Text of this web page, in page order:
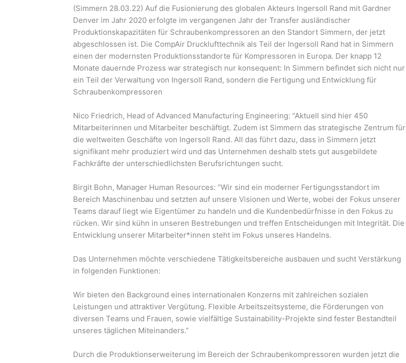
(Simmern 28.03.22) Auf die Fusionierung des globalen Akteurs Ingersoll Rand mit Gardner
Denver im Jahr 2020 erfolgte im vergangenen Jahr der Transfer ausländischer
Produktionskapazitäten für Schraubenkompressoren an den Standort Simmern, der jetzt
abgeschlossen ist. Die CompAir Drucklufttechnik als Teil der Ingersoll Rand hat in Simmern
einen der modernsten Produktionsstandorte für Kompressoren in Europa. Der knapp 12
Monate dauernde Prozess war strategisch nur konsequent: In Simmern befindet sich nicht nur
ein Teil der Verwaltung von Ingersoll Rand, sondern die Fertigung und Entwicklung für
Schraubenkompressoren
Nico Friedrich, Head of Advanced Manufacturing Engineering: “Aktuell sind hier 450
Mitarbeiterinnen und Mitarbeiter beschäftigt. Zudem ist Simmern das strategische Zentrum für
die weltweiten Geschäfte von Ingersoll Rand. All das führt dazu, dass in Simmern jetzt
signifikant mehr produziert wird und das Unternehmen deshalb stets gut ausgebildete
Fachkräfte der unterschiedlichsten Berufsrichtungen sucht.
Birgit Bohn, Manager Human Resources: “Wir sind ein moderner Fertigungsstandort im
Bereich Maschinenbau und setzten auf unsere Visionen und Werte, wobei der Fokus unserer
Teams darauf liegt wie Eigentümer zu handeln und die Kundenbedürfnisse in den Fokus zu
rücken. Wir sind kühn in unseren Bestrebungen und treffen Entscheidungen mit Integrität. Die
Entwicklung unserer Mitarbeiter*innen steht im Fokus unseres Handelns.
Das Unternehmen möchte verschiedene Tätigkeitsbereiche ausbauen und sucht Verstärkung
in folgenden Funktionen:
Wir bieten den Background eines internationalen Konzerns mit zahlreichen sozialen
Leistungen und attraktiver Vergütung. Flexible Arbeitszeitsysteme, die Förderungen von
diversen Teams und Frauen, sowie vielfältige Sustainability-Projekte sind fester Bestandteil
unseres täglichen Miteinanders.”
Durch die Produktionserweiterung im Bereich der Schraubenkompressoren wurden jetzt die